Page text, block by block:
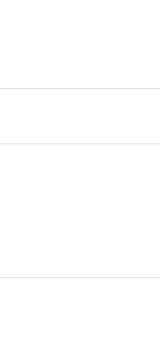
Mini-UniPrep le